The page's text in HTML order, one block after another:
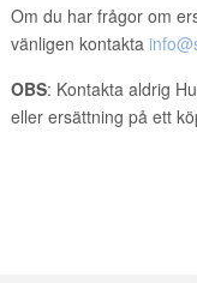
Om du har frågor om
vänligen kontakta
OBS: Kontakta aldrig
eller ersättning på ett